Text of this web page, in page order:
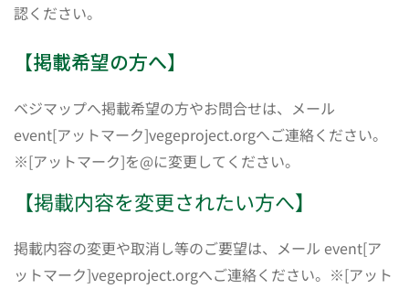
認ください。
【掲載希望の方へ】
ベジマップへ掲載希望の方やお問合せは、メール
event[アットマーク]vegeproject.orgへご連絡ください。
※[アットマーク]を@に変更してください。
【掲載内容を変更されたい方へ】
掲載内容の変更や取消し等のご要望は、メール event[ア
ットマーク]vegeproject.orgへご連絡ください。※[アット